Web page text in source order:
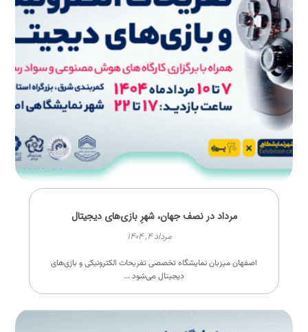
مرداد در نصف جهان، شهرِ بازی‌های دیجیتال
مرداد ۴, ۱۴۰۴
اصفهان میزبان نمایشگاه تخصصی تفریحات الکترونیکی و بازی‌های
دیجیتال می‌شود ...